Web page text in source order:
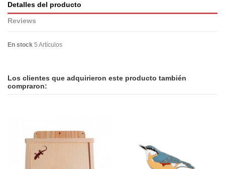
Detalles del producto
Reviews
En stock 5 Artículos
Los clientes que adquirieron este producto también
compraron: